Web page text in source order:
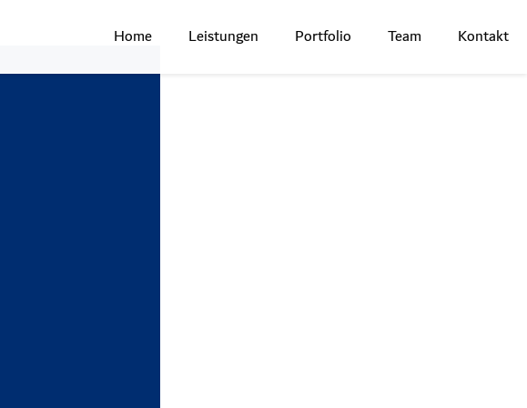
Home Leistungen Portfolio Team Kontakt